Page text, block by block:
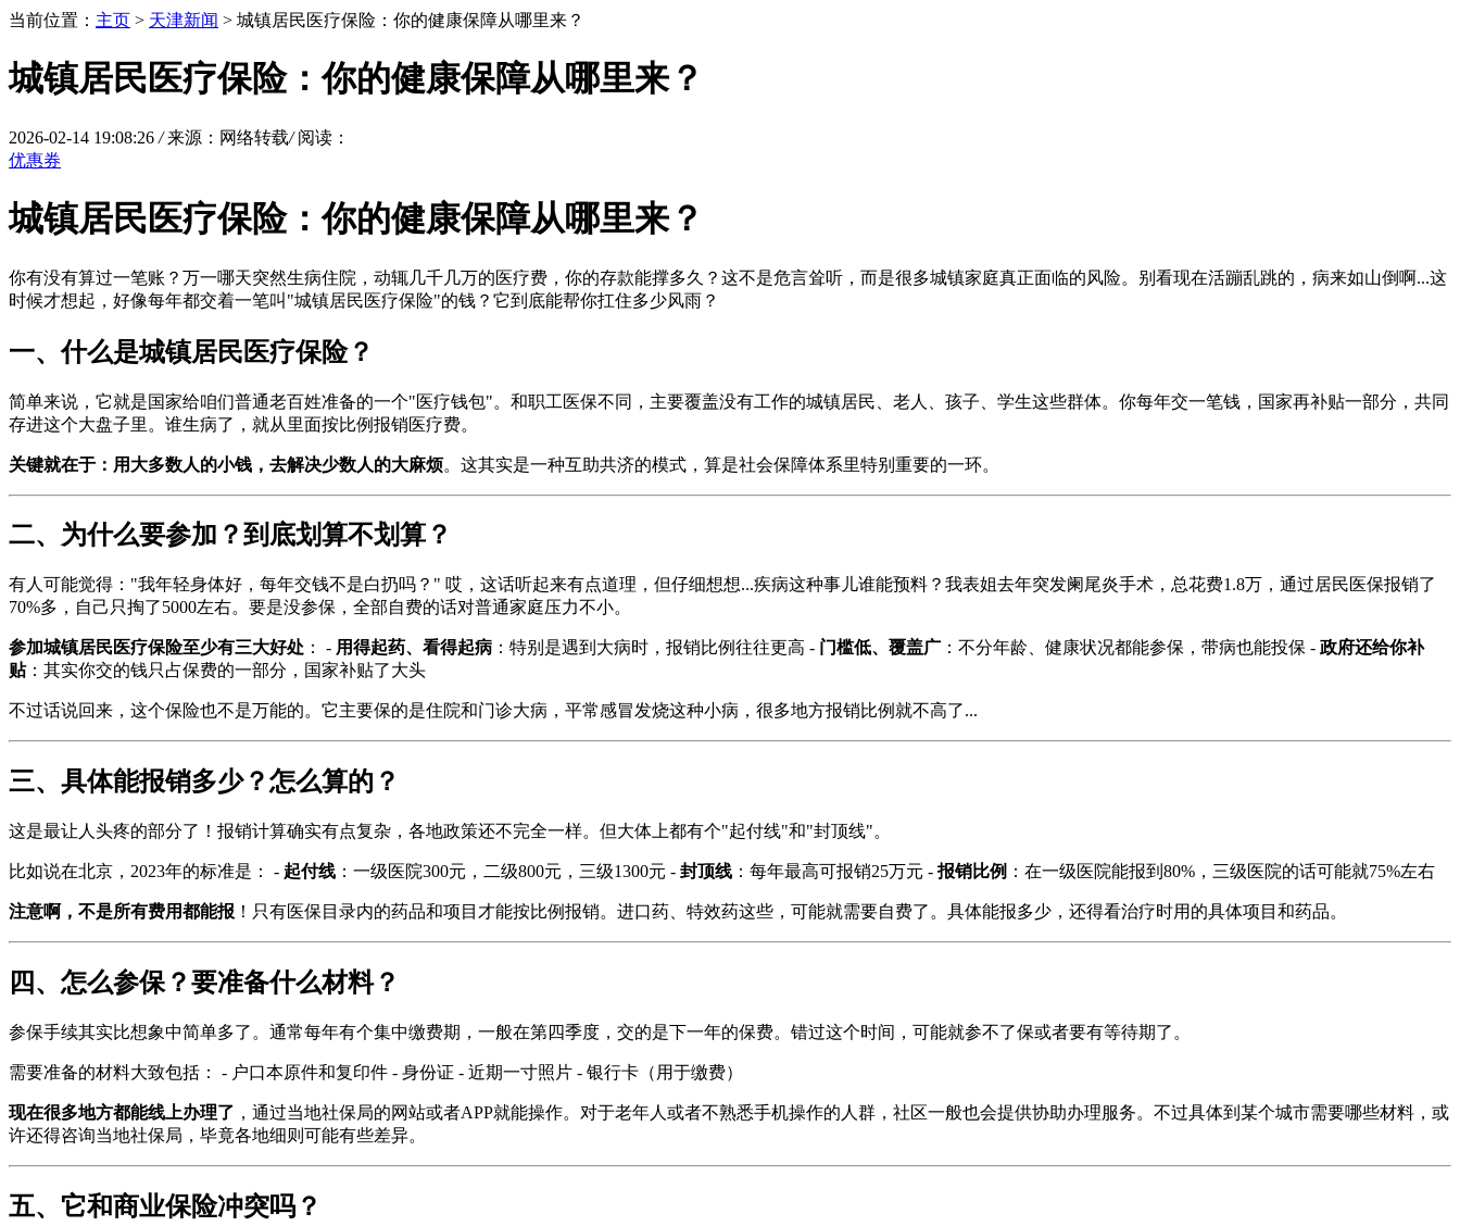
当前位置： 主页 > 天津新闻 > 城镇居民医疗保险：你的健康保障从哪里来？
城镇居民医疗保险：你的健康保障从哪里来？
2026-02-14 19:08:26 / 来源：网络转载/ 阅读：
优惠券
城镇居民医疗保险：你的健康保障从哪里来？
你有没有算过一笔账？万一哪天突然生病住院，动辄几千几万的医疗费，你的存款能撑多久？这不是危言耸听，而是很多城镇家庭真正面临的风险。别看现在活蹦乱跳的，病来如山倒啊...这
时候才想起，好像每年都交着一笔叫"城镇居民医疗保险"的钱？它到底能帮你扛住多少风雨？
一、什么是城镇居民医疗保险？
简单来说，它就是国家给咱们普通老百姓准备的一个"医疗钱包"。和职工医保不同，主要覆盖没有工作的城镇居民、老人、孩子、学生这些群体。你每年交一笔钱，国家再补贴一部分，共同
存进这个大盘子里。谁生病了，就从里面按比例报销医疗费。
关键就在于：用大多数人的小钱，去解决少数人的大麻烦。这其实是一种互助共济的模式，算是社会保障体系里特别重要的一环。
二、为什么要参加？到底划算不划算？
有人可能觉得："我年轻身体好，每年交钱不是白扔吗？" 哎，这话听起来有点道理，但仔细想想...疾病这种事儿谁能预料？我表姐去年突发阑尾炎手术，总花费1.8万，通过居民医保报销了
70%多，自己只掏了5000左右。要是没参保，全部自费的话对普通家庭压力不小。
参加城镇居民医疗保险至少有三大好处 ： - 用得起药、看得起病 ：特别是遇到大病时，报销比例往往更高 - 门槛低、覆盖广 ：不分年龄、健康状况都能参保，带病也能投保 - 政府还给你补
贴：其实你交的钱只占保费的一部分，国家补贴了大头
不过话说回来，这个保险也不是万能的。它主要保的是住院和门诊大病，平常感冒发烧这种小病，很多地方报销比例就不高了...
三、具体能报销多少？怎么算的？
这是最让人头疼的部分了！报销计算确实有点复杂，各地政策还不完全一样。但大体上都有个"起付线"和"封顶线"。
比如说在北京，2023年的标准是： - 起付线 ：一级医院300元，二级800元，三级1300元 - 封顶线 ：每年最高可报销25万元 - 报销比例 ：在一级医院能报到80%，三级医院的话可能就75%左右
注意啊，不是所有费用都能报 ！只有医保目录内的药品和项目才能按比例报销。进口药、特效药这些，可能就需要自费了。具体能报多少，还得看治疗时用的具体项目和药品。
四、怎么参保？要准备什么材料？
参保手续其实比想象中简单多了。通常每年有个集中缴费期，一般在第四季度，交的是下一年的保费。错过这个时间，可能就参不了保或者要有等待期了。
需要准备的材料大致包括： - 户口本原件和复印件 - 身份证 - 近期一寸照片 - 银行卡（用于缴费）
现在很多地方都能线上办理了 ，通过当地社保局的网站或者APP就能操作。对于老年人或者不熟悉手机操作的人群，社区一般也会提供协助办理服务。不过具体到某个城市需要哪些材料，或
许还得咨询当地社保局，毕竟各地细则可能有些差异。
五、它和商业保险冲突吗？